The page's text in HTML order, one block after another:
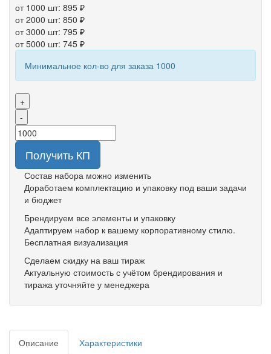
от 1000 шт: 895 ₽
от 2000 шт: 850 ₽
от 3000 шт: 795 ₽
от 5000 шт: 745 ₽
Минимальное кол-во для заказа 1000
+
-
Получить КП
Состав набора можно изменить
Доработаем комплектацию и упаковку под ваши задачи
и бюджет
Брендируем все элементы и упаковку
Адаптируем набор к вашему корпоративному стилю.
Бесплатная визуализация
Сделаем скидку на ваш тираж
Актуальную стоимость с учётом брендирования и
тиража уточняйте у менеджера
Описание
Характеристики